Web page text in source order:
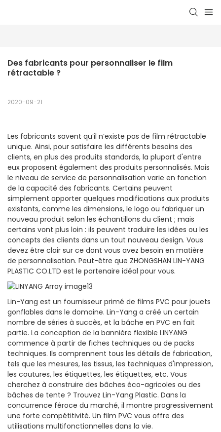
Des fabricants pour personnaliser le film
rétractable ?
2020-09-21
Les fabricants savent qu’il n’existe pas de film rétractable
unique. Ainsi, pour satisfaire les différents besoins des
clients, en plus des produits standards, la plupart d'entre
eux proposent également des produits personnalisés. Mais
le niveau de service de personnalisation varie en fonction
de la capacité des fabricants. Certains peuvent
simplement apporter quelques modifications aux produits
existants, comme les dimensions, le logo ou fabriquer un
nouveau produit selon les échantillons du client ; mais
certains vont plus loin : ils peuvent traduire les idées ou les
concepts des clients dans un tout nouveau design. Vous
devez être clair sur ce dont vous avez besoin en matière
de personnalisation. Peut-être que ZHONGSHAN LIN-YANG
PLASTIC CO.LTD est le partenaire idéal pour vous.
Lin-Yang est un fournisseur primé de films PVC pour jouets
gonflables dans le domaine. Lin-Yang a créé un certain
nombre de séries à succès, et la bâche en PVC en fait
partie. La conception de la bannière flexible LINYANG
commence à partir de fiches techniques ou de packs
techniques. Ils comprennent tous les détails de fabrication,
tels que les mesures, les tissus, les techniques d'impression,
les coutures, les étiquettes, les étiquettes, etc. Vous
cherchez à construire des bâches éco-agricoles ou des
bâches de tente ? Trouvez Lin-Yang Plastic. Dans la
concurrence féroce du marché, il montre progressivement
une forte compétitivité. Un film PVC vous offre des
utilisations multifonctionnelles dans la vie.